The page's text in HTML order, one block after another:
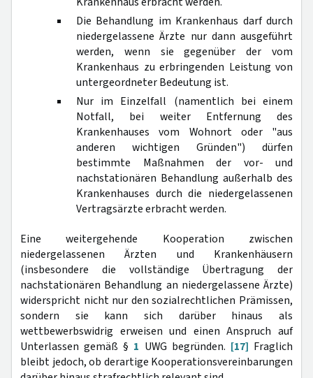
Die Behandlung im Krankenhaus darf durch
niedergelassene Ärzte nur dann ausgeführt
werden, wenn sie gegenüber der vom
Krankenhaus zu erbringenden Leistung von
untergeordneter Bedeutung ist.
Nur im Einzelfall (namentlich bei einem
Notfall, bei weiter Entfernung des
Krankenhauses vom Wohnort oder "aus
anderen wichtigen Gründen") dürfen
bestimmte Maßnahmen der vor- und
nachstationären Behandlung außerhalb des
Krankenhauses durch die niedergelassenen
Vertragsärzte erbracht werden.
Eine weitergehende Kooperation zwischen
niedergelassenen Ärzten und Krankenhäusern
(insbesondere die vollständige Übertragung der
nachstationären Behandlung an niedergelassene Ärzte)
widerspricht nicht nur den sozialrechtlichen Prämissen,
sondern sie kann sich darüber hinaus als
wettbewerbswidrig erweisen und einen Anspruch auf
Unterlassen gemäß § 1 UWG begründen. [17] Fraglich
bleibt jedoch, ob derartige Kooperationsvereinbarungen